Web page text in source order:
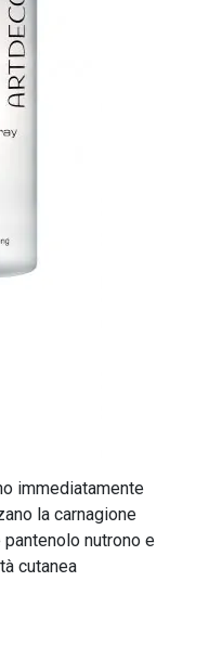
immediatamente
la carnagione
nutrono e
cutanea